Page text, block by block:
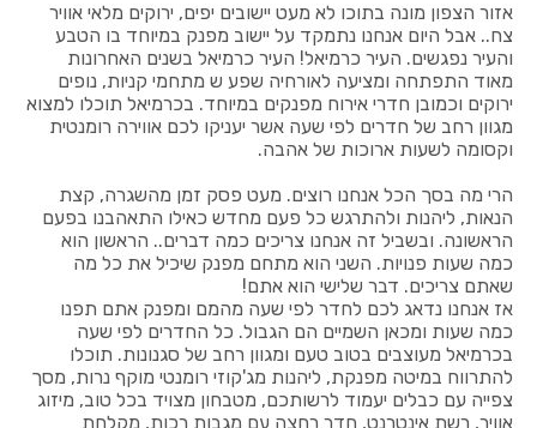
אזור הצפון מונה בתוכו לא מעט יישובים יפים, ירוקים מלאי אוויר
צח.. אבל היום אנחנו נתמקד על יישוב מפנק במיוחד בו הטבע
והעיר נפגשים. העיר כרמיאל! העיר כרמיאל בשנים האחרונות
מאוד התפתחה ומציעה לאורחיה שפע ש מתחמי קניות, נופים
ירוקים וכמובן חדרי אירוח מפנקים במיוחד. בכרמיאל תוכלו למצוא
מגוון רחב של חדרים לפי שעה אשר יעניקו לכם אווירה רומנטית
וקסומה לשעות ארוכות של אהבה.
הרי מה בסך הכל אנחנו רוצים. מעט פסק זמן מהשגרה, קצת
הנאות, ליהנות ולהתרגש כל פעם מחדש כאילו התאהבנו בפעם
הראשונה. ובשביל זה אנחנו צריכים כמה דברים.. הראשון הוא
כמה שעות פנויות. השני הוא מתחם מפנק שיכיל את כל מה
שאתם צריכים. דבר שלישי הוא אתם!
אז אנחנו נדאג לכם לחדר לפי שעה מהמם ומפנק אתם תפנו
כמה שעות ומכאן השמיים הם הגבול. כל החדרים לפי שעה
בכרמיאל מעוצבים בטוב טעם ומגוון רחב של סגנונות. תוכלו
להתרווח במיטה מפנקת, ליהנות מג'קוזי רומנטי מוקף נרות, מסך
צפייה עם כבלים יעמוד לרשותכם, מטבחון מצויד בכל טוב, מיזוג
אוויר, רשת אינטרנט, חדר רחצה עם מגבות רכות, מקלחת